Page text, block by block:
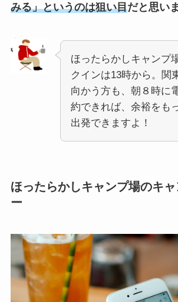
みる」というのは狙い目だと思い
ほったらかしキャンプ
クインは13時から。関
向かう方も、朝８時に
約できれば、余裕をも
出発できますよ！
ほったらかしキャンプ場のキ
ー